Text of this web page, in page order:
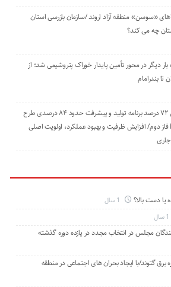
«سوسن» منطقه آزاد اروند /سازمان بازرسی استان
چه می کند؟
بار دیگر در محور تأمین پایدار خوراک پتروشیمی شد؛ از
تا بندرامام
تحقق ۷۲ درصد برنامه تولید و پیشرفت حدود ۸۴ درصدی طرح
NGL فاز دوم/ افزایش ظرفیت و بهبود عملکرد، اولویت اصلی
دست بالا؟
مجلس در انتخاب مجدد در یازده دوره گذشته
برق گتوند/با ایجاد بحران های اجتماعی در منطقه